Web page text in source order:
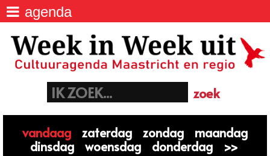
agenda >
locaties >
Week IN Week UIT - Uitagenda van
Maastricht
Batterijstraat 48, 6211 SJ Maastricht
06 40 23 06 21
info@maastrichtnet.nl
agenda
vandaag zaterdag zondag
maandag
dinsdag
woensdag donderdag >>